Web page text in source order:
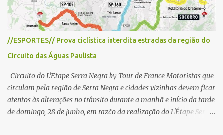
//ESPORTES// Prova ciclística interdita estradas da região do
Circuito das Águas Paulista
Circuito do L'Etape Serra Negra by Tour de France Motoristas que
circulam pela região de Serra Negra e cidades vizinhas devem ficar
atentos às alterações no trânsito durante a manhã e início da tarde
de domingo, 28 de junho, em razão da realização do L'Étape Serra